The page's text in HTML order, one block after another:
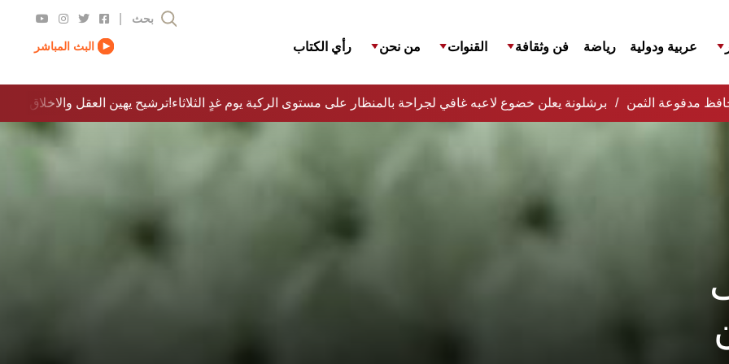
عربية ودولية رياضة فن وثقافة القنوات من نحن رأي الكتاب
بحث
البث المباشر
ترشيح يهين العقل والاخلاق والدولة…؟!برشلونة يعلن خضوع لاعبه غافي لجراحة بالمنظار على مستوى الركبة يوم غدٍ الثلاثاء مدفوعة الثمن